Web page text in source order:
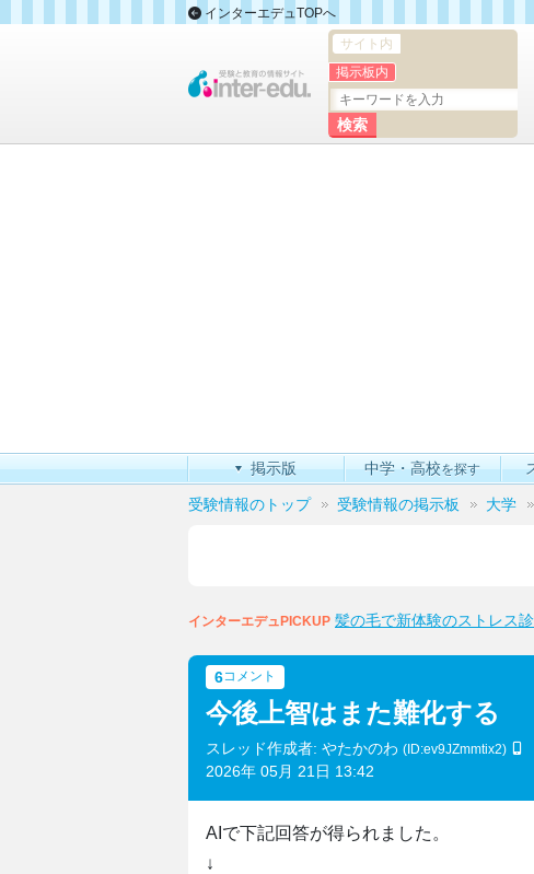
インターエデュTOPへ
サイト内
掲示板内
掲示版 中学・高校を探す
受験情報のトップ 受験情報の掲示板 大学
インターエデュPICKUP 髪の毛で新体験のストレス
6コメント
今後上智はまた難化する
スレッド作成者: やたかのわ (ID:ev9JZmmtix2)
2026年 05月 21日 13:42
AIで下記回答が得られました。
↓